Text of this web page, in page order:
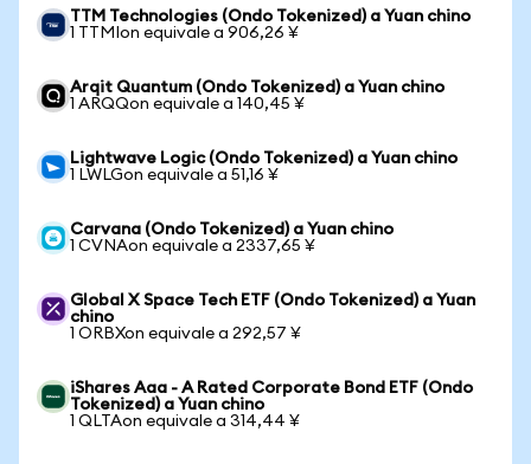
TTM Technologies (Ondo Tokenized) a Yuan chino
1 TTMIon equivale a 906,26 ¥
Arqit Quantum (Ondo Tokenized) a Yuan chino
1 ARQQon equivale a 140,45 ¥
Lightwave Logic (Ondo Tokenized) a Yuan chino
1 LWLGon equivale a 51,16 ¥
Carvana (Ondo Tokenized) a Yuan chino
1 CVNAon equivale a 2337,65 ¥
Global X Space Tech ETF (Ondo Tokenized) a Yuan
chino
1 ORBXon equivale a 292,57 ¥
iShares Aaa - A Rated Corporate Bond ETF (Ondo
Tokenized) a Yuan chino
1 QLTAon equivale a 314,44 ¥